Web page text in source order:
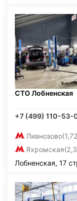
СТО Лобненская
+7 (499) 110-53-
Лианозово
Яхромская
Лобненская, 17